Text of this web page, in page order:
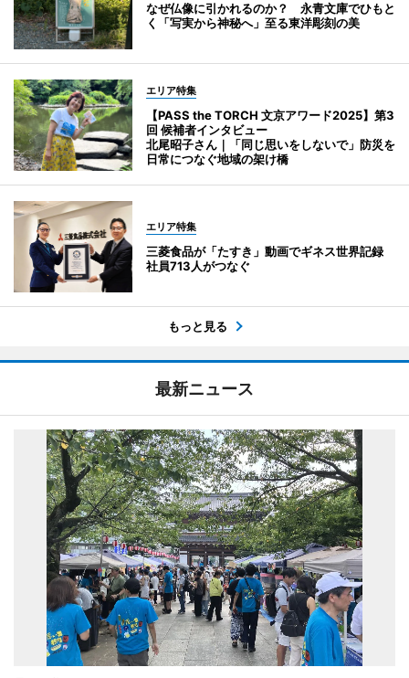
なぜ仏像に引かれるのか？ 永青文庫でひもと
く「写実から神秘へ」至る東洋彫刻の美
エリア特集
【PASS the TORCH 文京アワード2025】第3
回 候補者インタビュー
北尾昭子さん｜「同じ思いをしないで」防災を
日常につなぐ地域の架け橋
エリア特集
三菱食品が「たすき」動画でギネス世界記録
社員713人がつなぐ
もっと見る
最新ニュース